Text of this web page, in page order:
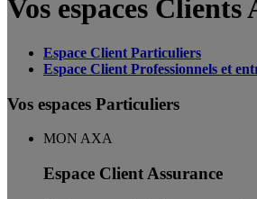
Vos espaces
Espace Client Particuliers
Espace Client Professionnels et
Vos espaces Particuliers
MON AXA
Espace Client Assurance